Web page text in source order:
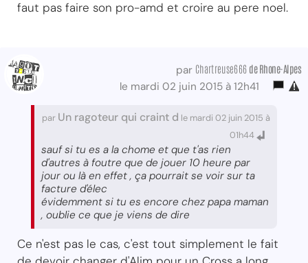
faut pas faire son pro-amd et croire au pere noel.
par Chartreuse666 de Rhone-Alpes
le mardi 02 juin 2015 à 12h41
par Un ragoteur qui craint d le mardi 02 juin 2015 à
01h44
sauf si tu es a la chome et que t'as rien
d'autres à foutre que de jouer 10 heure par
jour ou là en effet , ça pourrait se voir sur ta
facture d'élec
évidemment si tu es encore chez papa maman
, oublie ce que je viens de dire
Ce n'est pas le cas, c'est tout simplement le fait